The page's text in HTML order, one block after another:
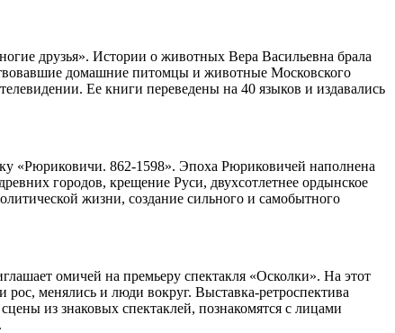
друзья». Истории о животных Вера Васильевна брала
домашние питомцы и животные Московского
Ее книги переведены на 40 языков и издавались
«Рюриковичи. 862-1598». Эпоха Рюриковичей наполнена
городов, крещение Руси, двухсотлетнее ордынское
жизни, создание сильного и самобытного
омичей на премьеру спектакля «Осколки». На этот
рос, менялись и люди вокруг. Выставка-ретроспектива
из знаковых спектаклей, познакомятся с лицами
.